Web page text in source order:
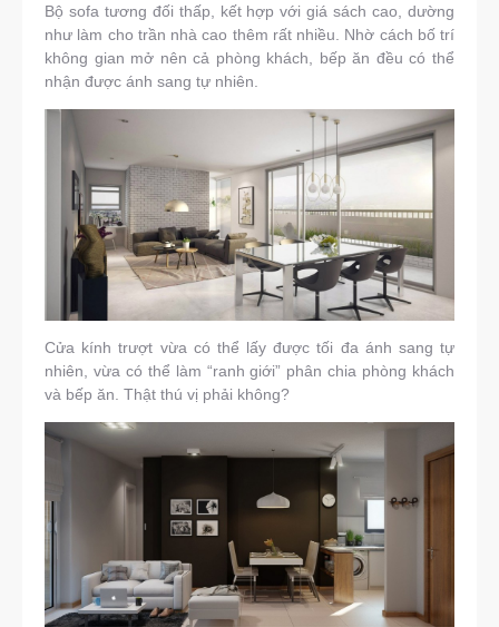
Bộ sofa tương đối thấp, kết hợp với giá sách cao, dường
như làm cho trần nhà cao thêm rất nhiều. Nhờ cách bố trí
không gian mở nên cả phòng khách, bếp ăn đều có thể
nhận được ánh sang tự nhiên.
Cửa kính trượt vừa có thể lấy được tối đa ánh sang tự
nhiên, vừa có thể làm “ranh giới” phân chia phòng khách
và bếp ăn. Thật thú vị phải không?